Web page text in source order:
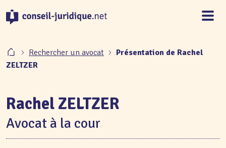
Rechercher un avocat
Présentation de Rachel
ZELTZER
Rachel ZELTZER
Avocat à la cour